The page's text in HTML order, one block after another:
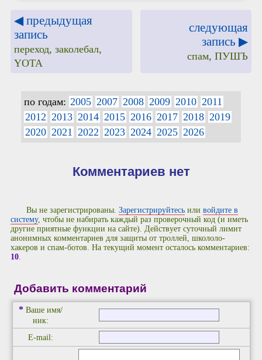
◀ предыдущая
запись
переход, заколебал,
YOTA
следующая
запись ▶
спам, ПУШЪ
по годам: 2005 2007 2008 2009 2010 2011
2012 2013 2014 2015 2016 2017 2018 2019
2020 2021 2022 2023 2024 2025 2026
Комментариев нет
Вы не зарегистрированы.Зарегистрируйтесь иливойдите в
систему, чтобы не набирать каждый раз проверочный код (и иметь
другие приятные функции на сайте). Действует суточный лимит
анонимных комментариев для защиты от троллей, школоло-
хакеров и спам-ботов. На текущий момент осталось комментариев:
10
Добавить комментарий
* Ваше имя/
ник:
E-mail: